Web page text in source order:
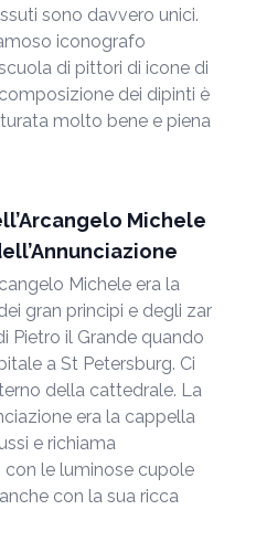
sono davvero unici.
iconografo
di pittori di icone di
dei dipinti è
molto bene e piena
Michele
Michele era la
gran principi e degli zar
Pietro il Grande quando
a St Petersburg. Ci
della cattedrale. La
era la cappella
e richiama
con le luminose cupole
con la sua ricca